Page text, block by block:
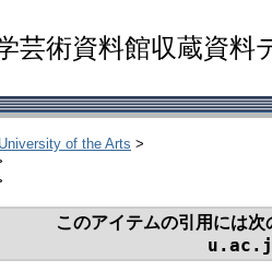
芸術資料館収蔵資料
of the Arts >
このアイテムの引用には